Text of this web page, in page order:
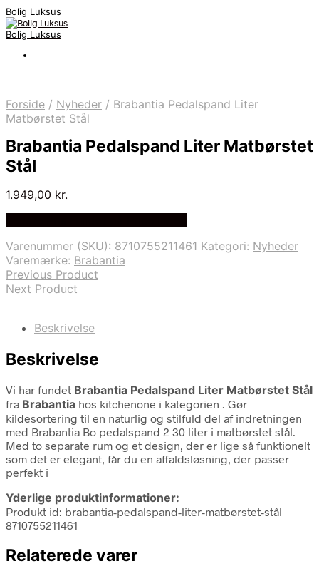
Bolig Luksus
Bolig Luksus
Forside / Nyheder / Brabantia Pedalspand Liter
Matbørstet Stål
Brabantia Pedalspand Liter Matbørstet
Stål
1.949,00 kr.
Varenummer (SKU): 8710755211461 Kategori: Nyheder
Varemærke: Brabantia
Previous Product
Next Product
Beskrivelse
Beskrivelse
Vi har fundet Brabantia Pedalspand Liter Matbørstet Stål
fra Brabantia hos kitchenone i kategorien . Gør
kildesortering til en naturlig og stilfuld del af indretningen
med Brabantia Bo pedalspand 2 30 liter i matbørstet stål.
Med to separate rum og et design, der er lige så funktionelt
som det er elegant, får du en affaldsløsning, der passer
perfekt i
Yderlige produktinformationer:
Produkt id: brabantia-pedalspand-liter-matbørstet-stål
8710755211461
Relaterede varer